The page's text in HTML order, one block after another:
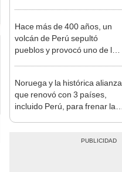
Hace más de 400 años, un
volcán de Perú sepultó
pueblos y provocó uno de los
Noruega y la histórica alianza
que renovó con 3 países,
incluido Perú, para frenar la